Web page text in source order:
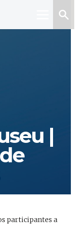
|
participantes a